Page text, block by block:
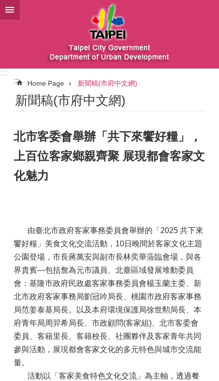
Jump to the content zone at the center
:::
:::
Home Page 新聞稿(市府中文網)
新聞稿(市府中文網)
北市客委會舉辦「共下來饗好糧」，
上百位客家鄉親齊聚 展現都會客家文
化魅力
由臺北市政府客家事務委員會舉辦的「2025 共下來
饗好糧」美食文化交流活動，10日晚間於客家文化主題
公園登場，市長蔣萬安與副市長林奕華蒞臨會場，與各
界貴賓—包括詹為元市議員、北臺區域發展堆動委員
會：基隆市政府民政處客家事務委員會楊玉蘭主委、新
北市政府客家事務局劉冠吟局長、桃園市政府客家事務
局范姜泰基局長。以及本府環境保護局徐世勲局長、本
府青年局周羿希局長、市政顧問(客家組)、北市客委會
委員、客籍里長、客籍校長、社團夥伴及客家青年共同
參與活動，展現都會客家文化的多元特色與城市交流能
量。
活動以「客家美食特色文化交流」為主軸，透過餐